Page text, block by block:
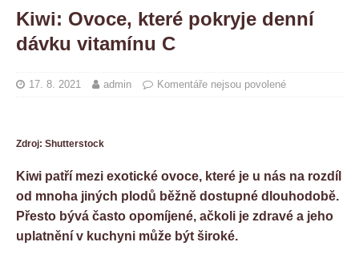
Kiwi: Ovoce, které pokryje denní
dávku vitamínu C
17. 8. 2021 admin Komentáře nejsou povolené
Zdroj: Shutterstock
Kiwi patří mezi exotické ovoce, které je u nás na rozdíl
od mnoha jiných plodů běžně dostupné dlouhodobě.
Přesto bývá často opomíjené, ačkoli je zdravé a jeho
uplatnění v kuchyni může být široké.